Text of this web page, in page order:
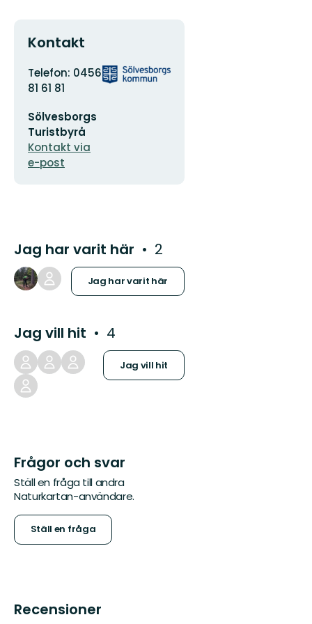
Kontakt
Adress
Telefon: 0456
81 61 81
postadress
Sölvesborgs
Turistbyrå
Kontakt via
e-post
Organisationens
logotyp
Jag har varit här 2
Jag har varit här
Jag vill hit 4
Jag vill hit
Frågor och svar
Ställ en fråga till andra
Naturkartan-användare.
Ställ en fråga
Recensioner